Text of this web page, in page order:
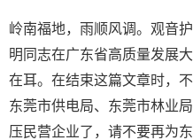
岭南福地，雨顺风调。观音
明同志在广东省高质量发展
在耳。在结束这篇文章时，
东莞市供电局、东莞市林业
压民营企业了，请不要再为